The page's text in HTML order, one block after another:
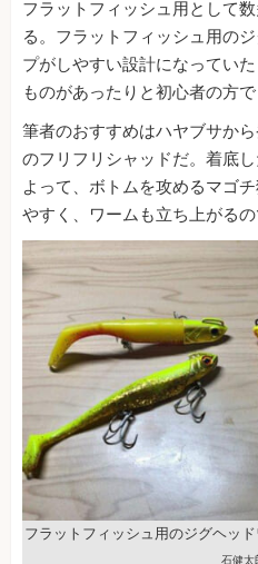
フラットフィッシュ用として
る。フラットフィッシュ用の
プがしやすい設計になってい
ものがあったりと初心者の方
筆者のおすすめはハヤブサか
のフリフリシャッドだ。着底
よって、ボトムを攻めるマゴ
やすく、ワームも立ち上がる
フラットフィッシュ用のジグヘッ
石健太